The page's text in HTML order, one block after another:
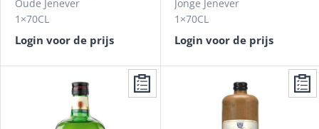
Oude Jenever
1×70CL
Login voor de prijs
Jonge Jenever
1×70CL
Login voor de prijs